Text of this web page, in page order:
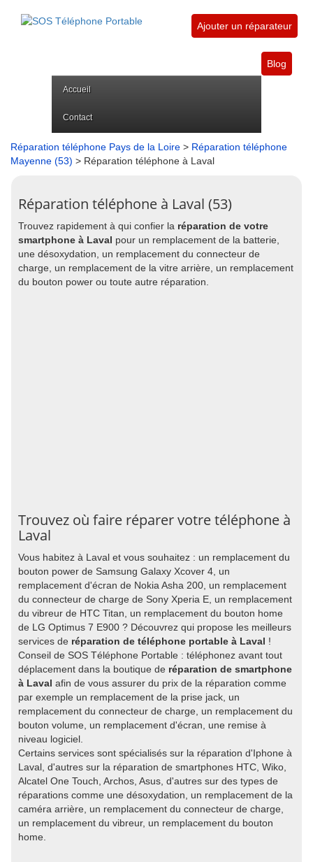
Ajouter un réparateur
Blog
Accueil
Contact
Réparation téléphone Pays de la Loire > Réparation téléphone
Mayenne (53) > Réparation téléphone à Laval
Réparation téléphone à Laval (53)
Trouvez rapidement à qui confier la réparation de votre
smartphone à Laval pour un remplacement de la batterie,
une désoxydation, un remplacement du connecteur de
charge, un remplacement de la vitre arrière, un remplacement
du bouton power ou toute autre réparation.
Trouvez où faire réparer votre téléphone à
Laval
Vous habitez à Laval et vous souhaitez : un remplacement du
bouton power de Samsung Galaxy Xcover 4, un
remplacement d'écran de Nokia Asha 200, un remplacement
du connecteur de charge de Sony Xperia E, un remplacement
du vibreur de HTC Titan, un remplacement du bouton home
de LG Optimus 7 E900 ? Découvrez qui propose les meilleurs
services de réparation de téléphone portable à Laval !
Conseil de SOS Téléphone Portable : téléphonez avant tout
déplacement dans la boutique de réparation de smartphone
à Laval afin de vous assurer du prix de la réparation comme
par exemple un remplacement de la prise jack, un
remplacement du connecteur de charge, un remplacement du
bouton volume, un remplacement d'écran, une remise à
niveau logiciel.
Certains services sont spécialisés sur la réparation d'Iphone à
Laval, d'autres sur la réparation de smartphones HTC, Wiko,
Alcatel One Touch, Archos, Asus, d'autres sur des types de
réparations comme une désoxydation, un remplacement de la
caméra arrière, un remplacement du connecteur de charge,
un remplacement du vibreur, un remplacement du bouton
home.